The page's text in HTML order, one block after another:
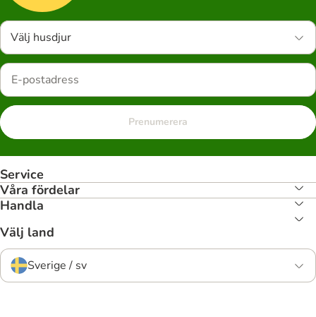
Välj husdjur
Prenumerera
Service
Våra fördelar
Handla
Välj land
Sverige / sv